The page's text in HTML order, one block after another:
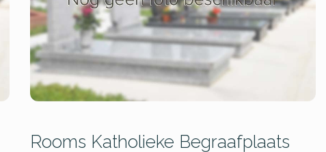
Rooms Katholieke Begraafplaats